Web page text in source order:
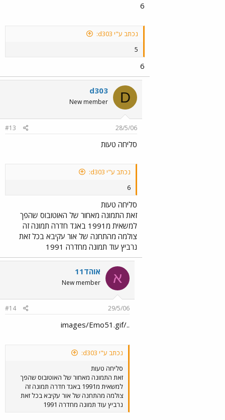
6
נכתב ע"י d303:
5
6
D
d303
New member
28/5/06
#13
סליחה טעות
נכתב ע"י d303:
6
סליחה טעות
זאת התמונה מאחור של האוטובוס שהפך
למשאית מ1991 באגד חדרה תמונה זה
צולמה מהתחנה של אור עקיבא בכל זאת
נרביץ עוד תמונה מחדרה 1991
א אוהד11
New member
29/5/06
#14
../images/Emo51.gif
נכתב ע"י d303:
סליחה טעות
זאת התמונה מאחור של האוטובוס שהפך
למשאית מ1991 באגד חדרה תמונה זה
צולמה מהתחנה של אור עקיבא בכל זאת
נרביץ עוד תמונה מחדרה 1991